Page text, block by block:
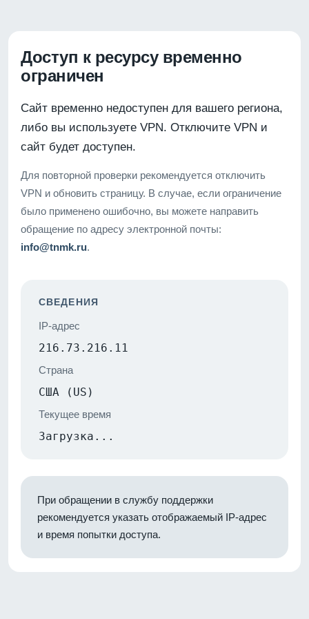
Доступ к ресурсу временно
ограничен
Сайт временно недоступен для вашего региона,
либо вы используете VPN. Отключите VPN и
сайт будет доступен.
Для повторной проверки рекомендуется отключить
VPN и обновить страницу. В случае, если ограничение
было применено ошибочно, вы можете направить
обращение по адресу электронной почты:
info@tnmk.ru.
СВЕДЕНИЯ
IP-адрес
216.73.216.11
Страна
США (US)
Текущее время
Загрузка...
При обращении в службу поддержки
рекомендуется указать отображаемый IP-адрес
и время попытки доступа.